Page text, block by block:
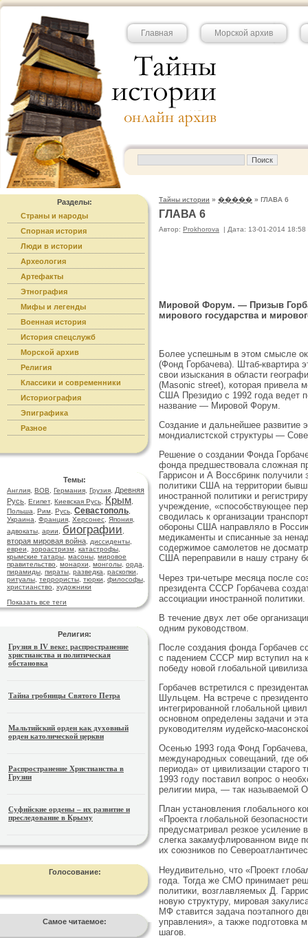
Главная Морской архив
Разделы:
Страны и народы
Спорная история
Люди в истории
Археология
Артефакты
Этнография
Мифы и легенды
Военная история
История спецслужб
Морской архив
Религия
Классики и современники
Историография
Эпиграфика
Разное
Темы:
Англия ВОВ Германия Грузия
Древняя
Русь Египет, Киевская Русь Крым
Польша
Рим Русь Севастополь
Украина
Франция Херсонес Япония
адвокаты арии биографии
вторая мировая война диссиденты
евреи
зороастризм катастрофы
крымские татары масоны мировое
правительство
монархи монголы орда
пирамиды пираты разведка раскопки
ритуалы террористы тюрки философы
христианство
художники
Показать все теги
Религия:
Грузия в IV веке: распространение
христианства и политическая
обстановка
Тайна гробницы Святого Петра
Мальтийский орден как духовный
орден католической церкви
Распространение Христианства в
Грузии
Суфийские ордены – их развитие и
преследование в Крыму
Голосование:
Самое читаемое:
Тайны истории » ����� » ГЛАВА 6
ГЛАВА 6
Автор: Prokhorova | Дата: 13-01-2014 18:58
Мировой Форум. — Призыв
мирового государства и
Более успешным в этом смысле
(Фонд Горбачева). Штаб-квартира
свои изыскания в области
(Masonic street), которая привела
США Президио с 1992 года ведет
название — Мировой Форум.
Создание и дальнейшее развитие
мондиалистской структуры —
Решение о создании Фонда
фонда предшествовала сложная
Гаррисон и А Воссбринк
политики США на территории
иностранной политики и
учреждение, «способствующее
сводилась к организации
обороны США направляло в
медикаменты и списанные за
содержимое самолетов не
США переправили в нашу страну
Через три-четыре месяца после
президента СССР Горбачева
ассоциации иностранной политики.
В течение двух лет обе
одним руководством.
После создания фонда Горбачев
с падением СССР мир вступил на
победу новой глобальной
Горбачев встретился с
Шульцем. На встрече с
интегрированной глобальной
основном определены задачи и
руководителям иудейско-
Осенью 1993 года Фонд
международных совещаний, где
периода» от цивилизации
1993 году поставил вопрос о
религии мира, — так называемой
План установления глобального
«Проекта глобальной
предусматривал резкое
слегка закамуфлированном виде
их союзников по
Неудивительно, что «Проект
года. Тогда же СМО принимает
политики, возглавляемых Д.
новую структуру, мировая
МФ ставится задача поэтапного
управления», а также подготовка
шагов.